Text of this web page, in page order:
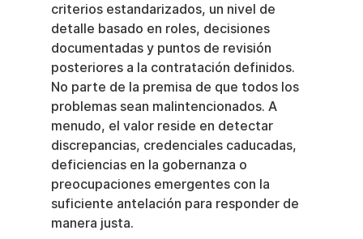
criterios estandarizados, un nivel de
detalle basado en roles, decisiones
documentadas y puntos de revisión
posteriores a la contratación definidos.
No parte de la premisa de que todos los
problemas sean malintencionados. A
menudo, el valor reside en detectar
discrepancias, credenciales caducadas,
deficiencias en la gobernanza o
preocupaciones emergentes con la
suficiente antelación para responder de
manera justa.